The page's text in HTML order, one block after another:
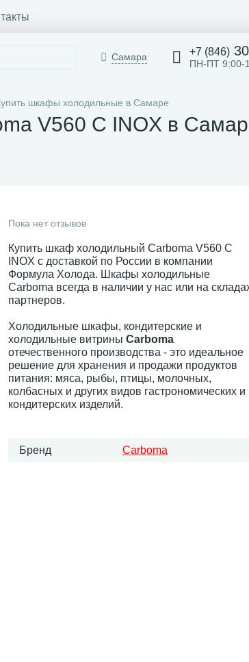
Самара +7 (846)
ПН-ПТ 9:00-
шкафы холодильные в Самаре
V560 С INOX в
Пока нет отзывов
Купить шкаф холодильный Carboma V560 С
INOX с доставкой по России в компании
Формула Холода. Шкафы холодильные
Carboma всегда в наличии у нас или на
партнеров.
Холодильные шкафы, кондитерские и
холодильные витрины Carboma
отечественного производства - это идеальное
решение для хранения и продажи продуктов
питания: мяса, рыбы, птицы, молочных,
колбасных и других видов гастрономических и
кондитерских изделий.
Бренд Carboma